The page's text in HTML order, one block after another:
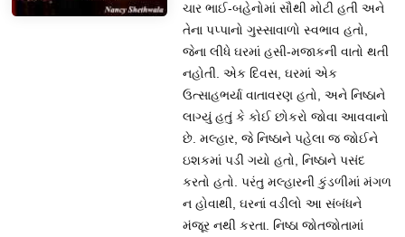
ચાર ભાઈ-બહેનોમાં સૌથી મોટી હતી અને
તેના પપ્પાનો ગુસ્સાવાળો સ્વભાવ હતો,
જેના લીધે ઘરમાં હસી-મજાકની વાતો થતી
નહોતી. એક દિવસ, ઘરમાં એક
ઉત્સાહભર્યા વાતાવરણ હતો, અને નિષ્ઠાને
લાગ્યું હતું કે કોઈ છોકરો જોવા આવવાનો
છે. મલ્હાર, જે નિષ્ઠાને પહેલા જ જોઈને
ઇશકમાં પડી ગયો હતો, નિષ્ઠાને પસંદ
કરતો હતો. પરંતુ મલ્હારની કુંડળીમાં મંગળ
ન હોવાથી, ઘરનાં વડીલો આ સંબંધને
મંજૂર નથી કરતા. નિષ્ઠા જોતજોતામાં